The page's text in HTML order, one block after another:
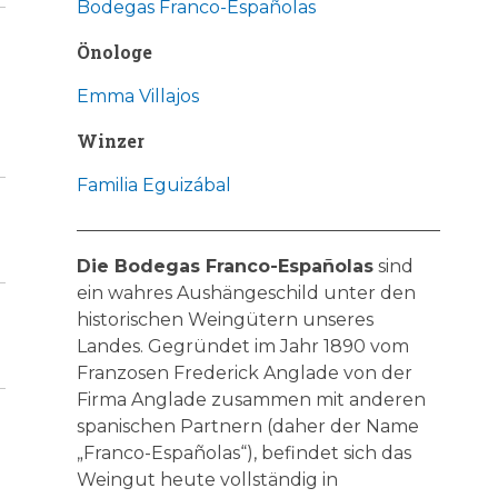
Bodegas Franco-Españolas
Önologe
Emma Villajos
Winzer
Familia Eguizábal
Die Bodegas Franco-Españolassind
ein wahres Aushängeschild unter den
historischen Weingütern unseres
Landes. Gegründet im Jahr 1890 vom
Franzosen Frederick Anglade von der
Firma Anglade zusammen mit anderen
spanischen Partnern (daher der Name
„Franco-Españolas“), befindet sich das
Weingut heute vollständig in